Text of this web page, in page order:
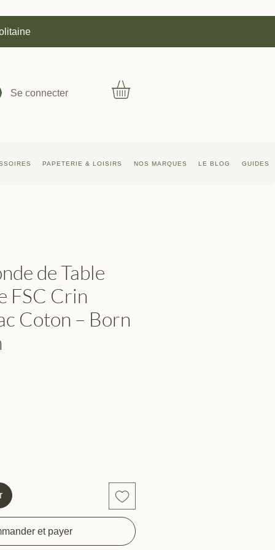
Se connecter
PAPETERIE & LOISIRS NOS MARQUES LE BLOG GUIDES
de Table
FSC Crin
Coton – Born
et payer